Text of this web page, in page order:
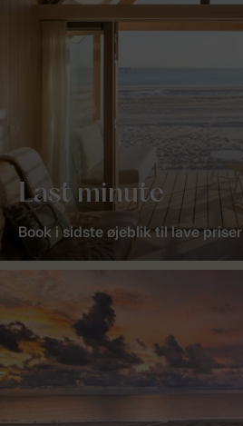
Last minute
Book i sidste øjeblik til lave priser